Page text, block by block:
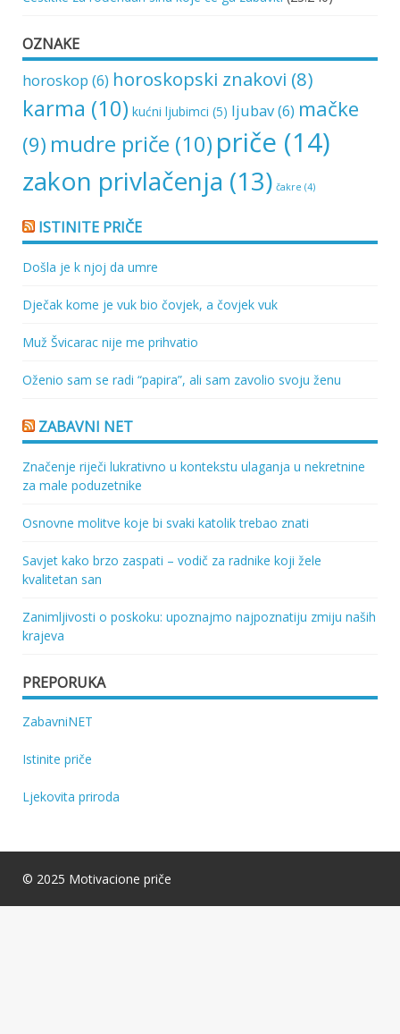
OZNAKE
horoskop (6) horoskopski znakovi (8)
karma (10) kućni ljubimci (5) ljubav(6) mačke
(9) mudre priče (10) priče (14)
zakon privlačenja (13) čakre (4)
ISTINITE PRIČE
Došla je k njoj da umre
Dječak kome je vuk bio čovjek, a čovjek vuk
Muž Švicarac nije me prihvatio
Oženio sam se radi “papira”, ali sam zavolio svoju ženu
ZABAVNI NET
Značenje riječi lukrativno u kontekstu ulaganja u nekretnine
za male poduzetnike
Osnovne molitve koje bi svaki katolik trebao znati
Savjet kako brzo zaspati – vodič za radnike koji žele
kvalitetan san
Zanimljivosti o poskoku: upoznajmo najpoznatiju zmiju naših
krajeva
PREPORUKA
ZabavniNET
Istinite priče
Ljekovita priroda
© 2025 Motivacione priče